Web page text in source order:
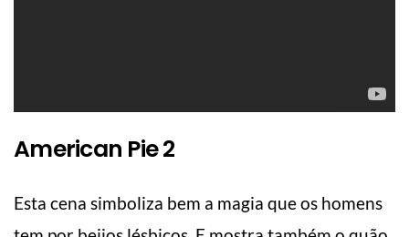
American Pie 2
Esta cena simboliza bem a magia que os homens